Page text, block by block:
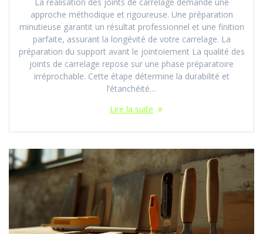
La réalisation des joints de carrelage demande une
approche méthodique et rigoureuse. Une préparation
minutieuse garantit un résultat professionnel et une finition
parfaite, assurant la longévité de votre carrelage. La
préparation du support avant le jointoiement La qualité des
joints de carrelage repose sur une phase préparatoire
irréprochable. Cette étape détermine la durabilité et
l’étanchéité…
Lire la suite